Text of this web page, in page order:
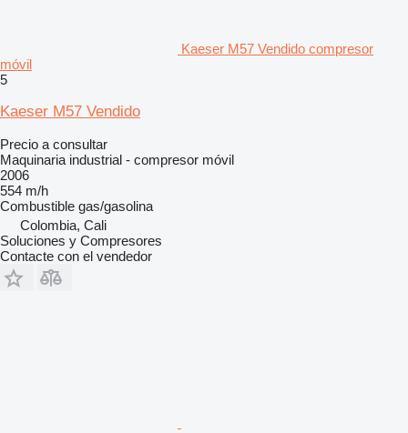
Kaeser M57 Vendido compresor
móvil
5
Kaeser M57 Vendido
Precio a consultar
Maquinaria industrial - compresor móvil
2006
554 m/h
Combustible gas/gasolina
Colombia, Cali
Soluciones y Compresores
Contacte con el vendedor